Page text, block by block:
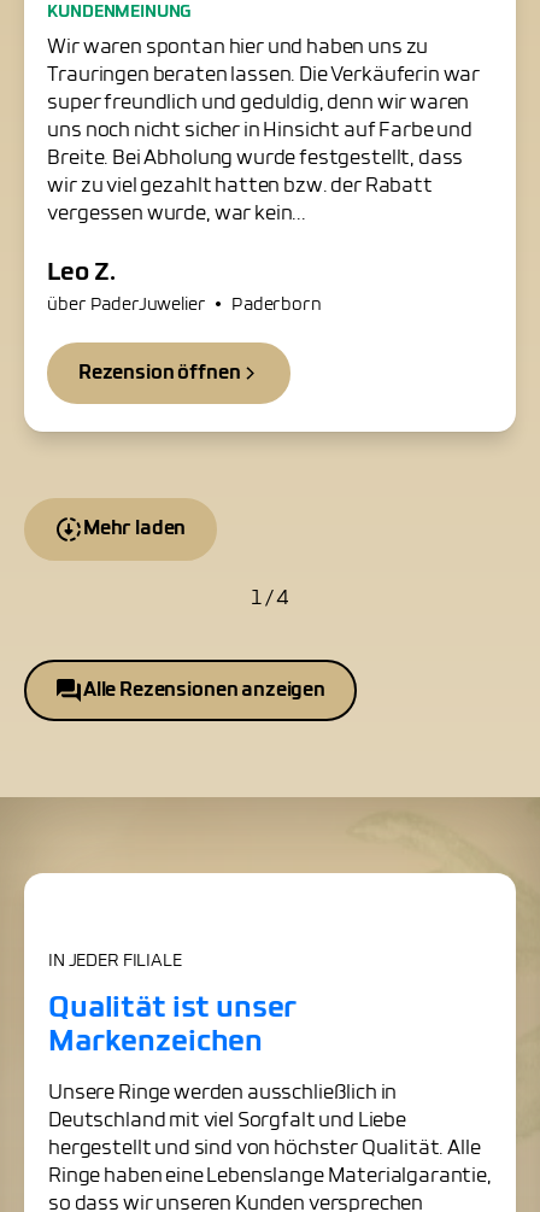
Freundliche Trauringschmiede
in Paderborn
KUNDENMEINUNG
Wir waren spontan hier und haben uns zu
Trauringen beraten lassen. Die Verkäuferin war
super freundlich und geduldig, denn wir waren
uns noch nicht sicher in Hinsicht auf Farbe und
Breite. Bei Abholung wurde festgestellt, dass
wir zu viel gezahlt hatten bzw. der Rabatt
vergessen wurde, war kein...
Leo Z.
über PaderJuwelier • Paderborn
Rezension öffnen
Mehr laden
1 / 4
Alle Rezensionen anzeigen
IN JEDER FILIALE
Qualität ist unser
Markenzeichen
Unsere Ringe werden ausschließlich in
Deutschland mit viel Sorgfalt und Liebe
hergestellt und sind von höchster Qualität. Alle
Ringe haben eine Lebenslange Materialgarantie,
so dass wir unseren Kunden versprechen